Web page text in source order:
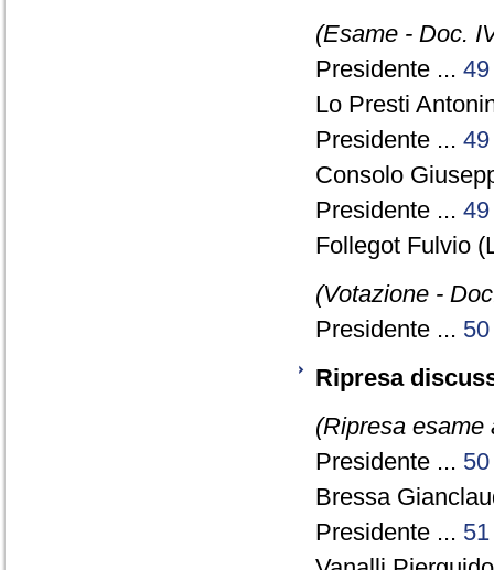
(Esame - Doc.
Presidente ... 49
Lo Presti
Presidente ... 49
Consolo
Presidente ... 49
Follegot Fulvio
(Votazione -
Presidente ... 50
Ripresa
(Ripresa esame
Presidente ... 50
Bressa
Presidente ... 51